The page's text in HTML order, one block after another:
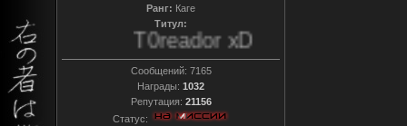
Ранг: Каге
Титул:
T0reador xD
Сообщений: 7165
Награды: 1032
Репутация: 21156
Статус: